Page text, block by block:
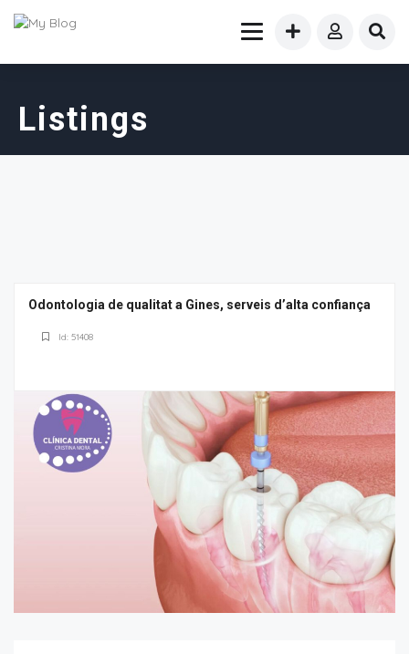
Listings
Odontologia de qualitat a Gines, serveis d’alta confiança
Id: 51408